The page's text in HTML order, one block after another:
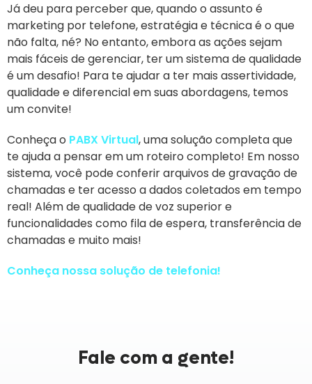
Já deu para perceber que, quando o assunto é
marketing por telefone, estratégia e técnica é o que
não falta, né? No entanto, embora as ações sejam
mais fáceis de gerenciar, ter um sistema de qualidade
é um desafio! Para te ajudar a ter mais assertividade,
qualidade e diferencial em suas abordagens, temos
um convite!
Conheça o PABX Virtual, uma solução completa que
te ajuda a pensar em um roteiro completo! Em nosso
sistema, você pode conferir arquivos de gravação de
chamadas e ter acesso a dados coletados em tempo
real! Além de qualidade de voz superior e
funcionalidades como fila de espera, transferência de
chamadas e muito mais!
Conheça nossa solução de telefonia!
Fale com a gente!